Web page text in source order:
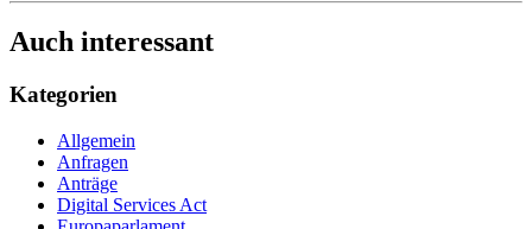
Auch interessant
Kategorien
Allgemein
Anfragen
Anträge
Digital Services Act